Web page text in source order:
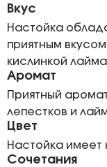
Вкус
Настойка
приятным
кислинкой
Аромат
Приятный
лепестков и
Цвет
Настойка имеет
Сочетания